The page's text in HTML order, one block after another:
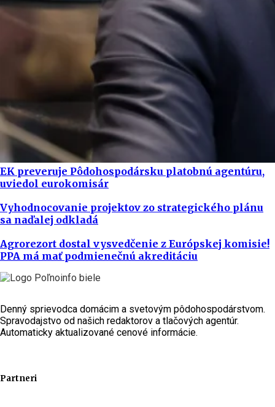
EK preveruje Pôdohospodársku platobnú agentúru,
uviedol eurokomisár
Vyhodnocovanie projektov zo strategického plánu
sa naďalej odkladá
Agrorezort dostal vysvedčenie z Európskej komisie!
PPA má mať podmienečnú akreditáciu
Denný sprievodca domácim a svetovým pôdohospodárstvom.
Spravodajstvo od našich redaktorov a tlačových agentúr.
Automaticky aktualizované cenové informácie.
Partneri